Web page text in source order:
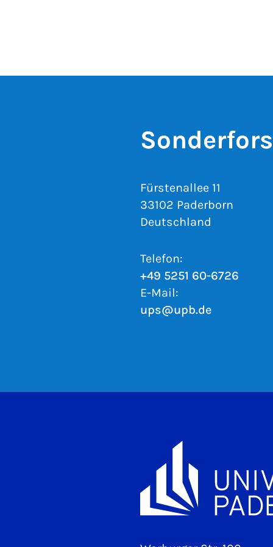
Fürstenallee 11
33102 Paderborn
Deutschland
Telefon:
+49 5251 60-6726
E-Mail:
ups@upb.de